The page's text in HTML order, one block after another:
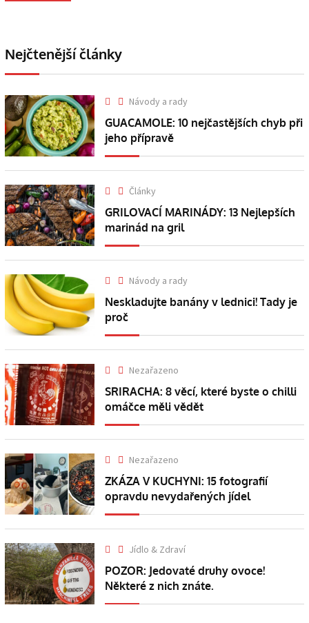
Nejčtenější články
Návody a rady
GUACAMOLE: 10 nejčastějších chyb při
jeho přípravě
Články
GRILOVACÍ MARINÁDY: 13 Nejlepších
marinád na gril
Návody a rady
Neskladujte banány v lednici! Tady je
proč
Nezařazeno
SRIRACHA: 8 věcí, které byste o chilli
omáčce měli vědět
Nezařazeno
ZKÁZA V KUCHYNI: 15 fotografií
opravdu nevydařených jídel
Jídlo & Zdraví
POZOR: Jedovaté druhy ovoce!
Některé z nich znáte.